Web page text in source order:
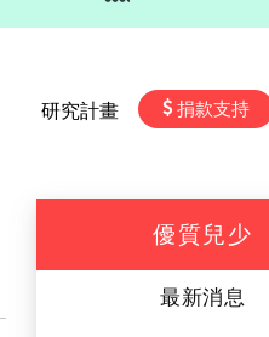
研究計畫 捐款支持
Line
優質兒少
最新消息